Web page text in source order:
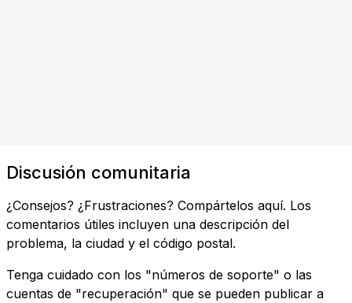
Discusión comunitaria
¿Consejos? ¿Frustraciones? Compártelos aquí. Los
comentarios útiles incluyen una descripción del
problema, la ciudad y el código postal.
Tenga cuidado con los "números de soporte" o las
cuentas de "recuperación" que se pueden publicar a